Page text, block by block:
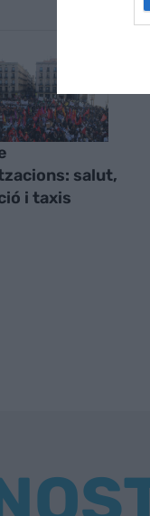
salut,
i taxis